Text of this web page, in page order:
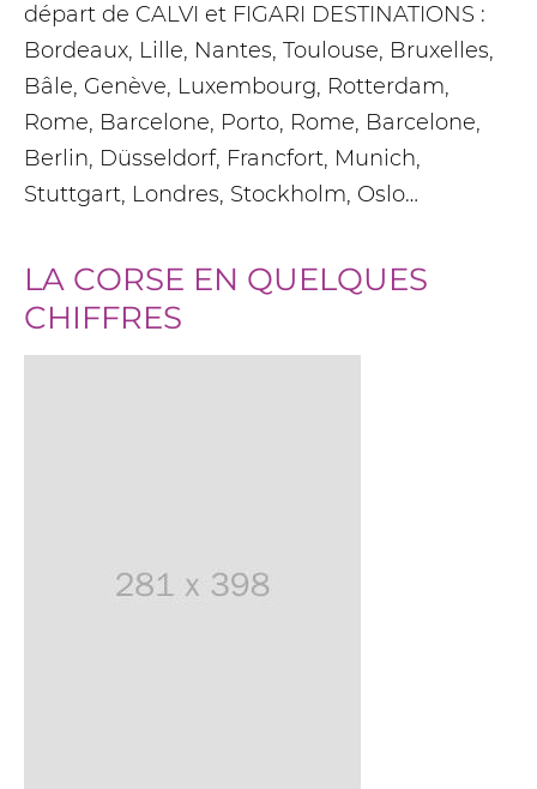
départ de CALVI et FIGARI DESTINATIONS :
Bordeaux, Lille, Nantes, Toulouse, Bruxelles,
Bâle, Genève, Luxembourg, Rotterdam,
Rome, Barcelone, Porto, Rome, Barcelone,
Berlin, Düsseldorf, Francfort, Munich,
Stuttgart, Londres, Stockholm, Oslo…
LA CORSE EN QUELQUES
CHIFFRES